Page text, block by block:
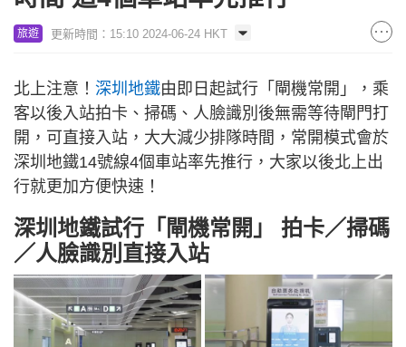
旅遊 更新時間：15:10 2024-06-24 HKT
北上注意！ 深圳地鐵由即日起試行「閘機常開」，乘
客以後入站拍卡、掃碼、人臉識別後無需等待閘門打
開，可直接入站，大大減少排隊時間，常開模式會於
深圳地鐵14號線4個車站率先推行，大家以後北上出
行就更加方便快速！
深圳地鐵試行「閘機常開」 拍卡／掃碼
／人臉識別直接入站